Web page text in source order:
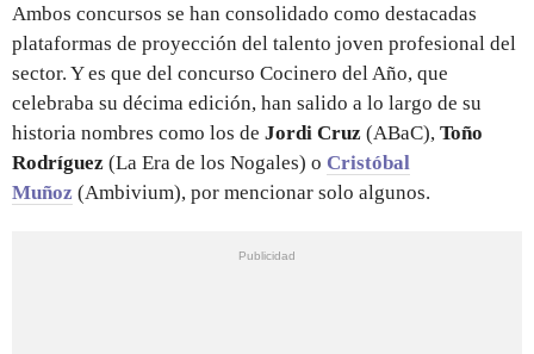
Ambos concursos se han consolidado como destacadas
plataformas de proyección del talento joven profesional del
sector. Y es que del concurso Cocinero del Año, que
celebraba su décima edición, han salido a lo largo de su
historia nombres como los de Jordi Cruz (ABaC), Toño
Rodríguez (La Era de los Nogales) o Cristóbal
Muñoz (Ambivium), por mencionar solo algunos.